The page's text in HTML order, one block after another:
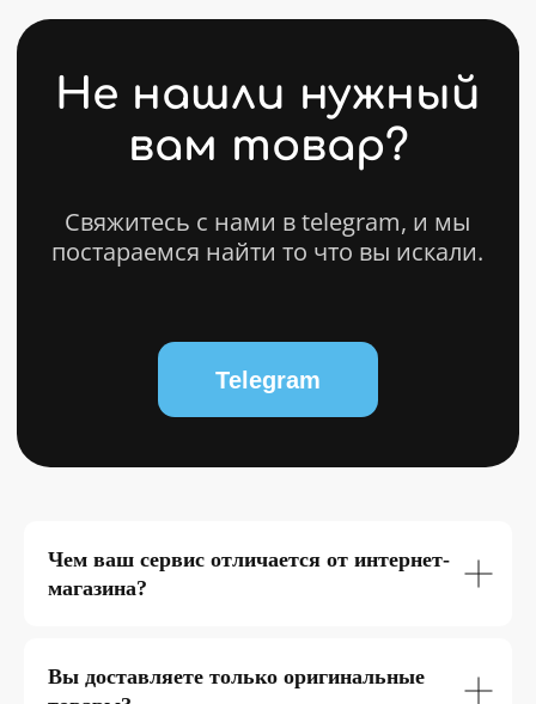
Чем ваш сервис отличается от интернет-
магазина?
Вы доставляете только оригинальные
© 2025 bytestorm. All rights reserved.
Политика конфиденциальности
ИП Карасев Арсений Андреевич
ИНН: 711206576050